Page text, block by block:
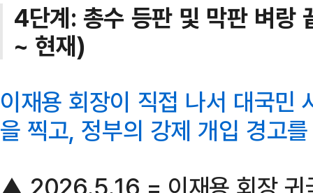
4단계: 총수 등판 및 막판 벼
~ 현재)
이재용 회장이 직접 나서 대국민
을 찍고, 정부의 강제 개입 경고
▲ 2026.5.16 = 이재용 회장 귀